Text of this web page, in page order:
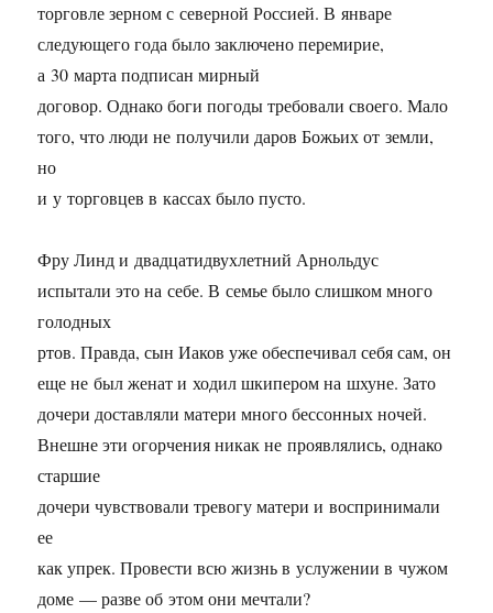
торговле зерном с северной Россией. В январе
следующего года было заключено перемирие,
а 30 марта подписан мирный
договор. Однако боги погоды требовали своего. Мало
того, что люди не получили даров Божьих от земли,
но
и у торговцев в кассах было пусто.
Фру Линд и двадцатидвухлетний Арнольдус
испытали это на себе. В семье было слишком много
голодных
ртов. Правда, сын Иаков уже обеспечивал себя сам, он
еще не был женат и ходил шкипером на шхуне. Зато
дочери доставляли матери много бессонных ночей.
Внешне эти огорчения никак не проявлялись, однако
старшие
дочери чувствовали тревогу матери и воспринимали
ее
как упрек. Провести всю жизнь в услужении в чужом
доме — разве об этом они мечтали?